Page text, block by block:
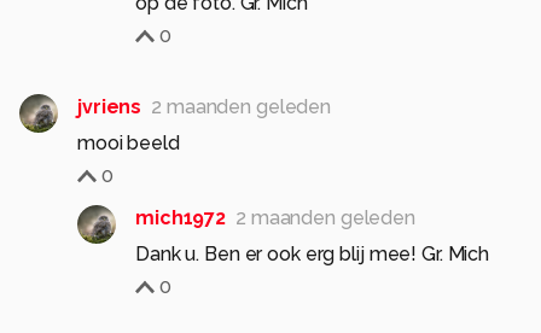
0
jvriens 2 maanden geleden
mooi beeld
0
mich1972 2 maanden geleden
Dank u. Ben er ook erg blij mee! Gr. Mich
0